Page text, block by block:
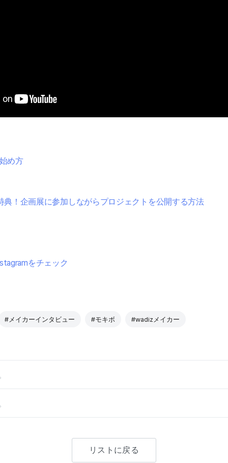
め方
典！企画展に参加しながらプロジェクトを公開する方法
をチェック
#メイカーインタビュー #モキボ #wadizメイカー
リストに戻る